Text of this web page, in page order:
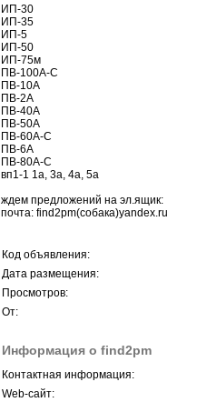
ИП-30
ИП-35
ИП-5
ИП-50
ИП-75м
ПВ-100А-С
ПВ-10А
ПВ-2А
ПВ-40А
ПВ-50А
ПВ-60А-С
ПВ-6А
ПВ-80А-С
вп1-1 1а, 3а, 4а, 5а
ждем предложений на эл.ящик:
почта: find2pm(собака)yandex.ru
Код объявления:
Дата размещения:
Просмотров:
От:
Информация о find2pm
Контактная информация:
Web-сайт: